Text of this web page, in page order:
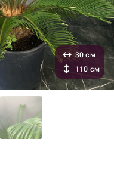
30 см
110 см